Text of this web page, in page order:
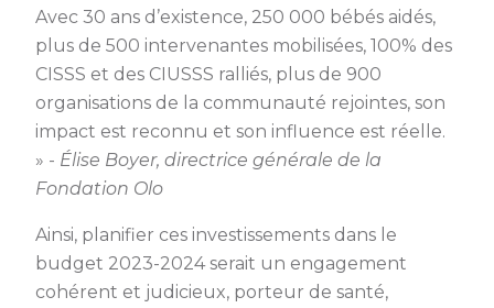
Avec 30 ans d’existence, 250 000 bébés aidés,
plus de 500 intervenantes mobilisées, 100% des
CISSS et des CIUSSS ralliés, plus de 900
organisations de la communauté rejointes, son
impact est reconnu et son influence est réelle.
» - Élise Boyer, directrice générale de la
Fondation Olo
Ainsi, planifier ces investissements dans le
budget 2023-2024 serait un engagement
cohérent et judicieux, porteur de santé,